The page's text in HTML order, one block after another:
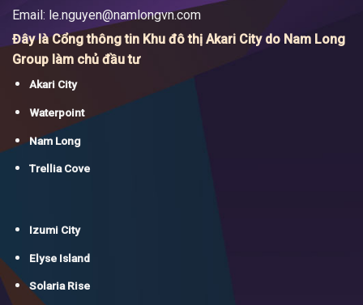
Email: le.nguyen@namlongvn.com
Đây là Cổng thông tin Khu đô thị Akari City do Nam Long
Group làm chủ đầu tư
Akari City
Waterpoint
Nam Long
Trellia Cove
Izumi City
Elyse Island
Solaria Rise